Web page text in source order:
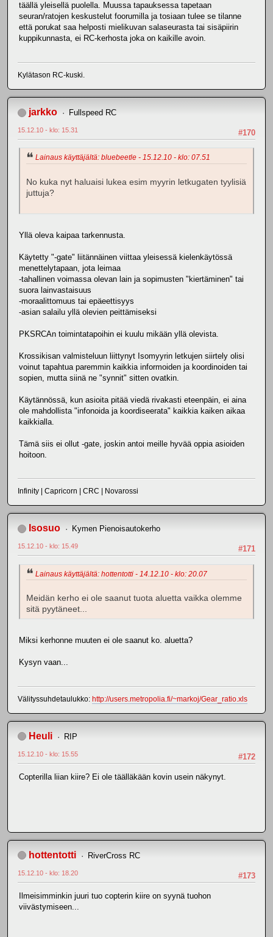
täällä yleisellä puolella. Muussa tapauksessa tapetaan
seuran/ratojen keskustelut foorumilla ja tosiaan tulee se tilanne
että porukat saa helposti mielikuvan salaseurasta tai sisäpiirin
kuppikunnasta, ei RC-kerhosta joka on kaikille avoin.
Kylätason RC-kuski.
jarkko Fullspeed RC
#170
15.12.10 - klo: 15.31
Lainaus käyttäjältä: bluebeetle - 15.12.10 - klo: 07.51
No kuka nyt haluaisi lukea esim myyrin letkugaten tyylisiä
juttuja?
Yllä oleva kaipaa tarkennusta.
Käytetty "-gate" liitännäinen viittaa yleisessä kielenkäytössä
menettelytapaan, jota leimaa
-tahallinen voimassa olevan lain ja sopimusten "kiertäminen" tai
suora lainvastaisuus
-moraalittomuus tai epäeettisyys
-asian salailu yllä olevien peittämiseksi
PKSRCAn toimintatapoihin ei kuulu mikään yllä olevista.
Krossikisan valmisteluun liittynyt Isomyyrin letkujen siirtely olisi
voinut tapahtua paremmin kaikkia informoiden ja koordinoiden tai
sopien, mutta siinä ne "synnit" sitten ovatkin.
Käytännössä, kun asioita pitää viedä rivakasti eteenpäin, ei aina
ole mahdollista "infonoida ja koordiseerata" kaikkia kaiken aikaa
kaikkialla.
Tämä siis ei ollut -gate, joskin antoi meille hyvää oppia asioiden
hoitoon.
Infinity | Capricorn | CRC | Novarossi
Isosuo Kymen Pienoisautokerho
#171
15.12.10 - klo: 15.49
Lainaus käyttäjältä: hottentotti - 14.12.10 - klo: 20.07
Meidän kerho ei ole saanut tuota aluetta vaikka olemme
sitä pyytäneet...
Miksi kerhonne muuten ei ole saanut ko. aluetta?
Kysyn vaan...
Välityssuhdetaulukko: http://users.metropolia.fi/~markoj/Gear_ratio.xls
Heuli RIP
#172
15.12.10 - klo: 15.55
Copterilla liian kiire? Ei ole täälläkään kovin usein näkynyt.
hottentotti RiverCross RC
#173
15.12.10 - klo: 18.20
Ilmeisimminkin juuri tuo copterin kiire on syynä tuohon
viivästymiseen...